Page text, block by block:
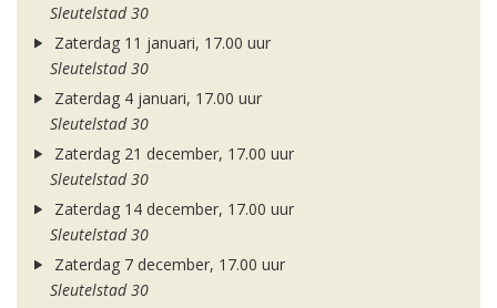
Sleutelstad 30
Zaterdag 11 januari, 17.00 uur
Sleutelstad 30
Zaterdag 4 januari, 17.00 uur
Sleutelstad 30
Zaterdag 21 december, 17.00 uur
Sleutelstad 30
Zaterdag 14 december, 17.00 uur
Sleutelstad 30
Zaterdag 7 december, 17.00 uur
Sleutelstad 30